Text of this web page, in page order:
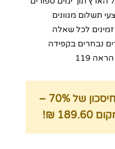
תשלום מגוונים
לכל שאלה
נבחרים בקפידה
119
🔥 מבצע מיוחד! חיסכון של 70% –